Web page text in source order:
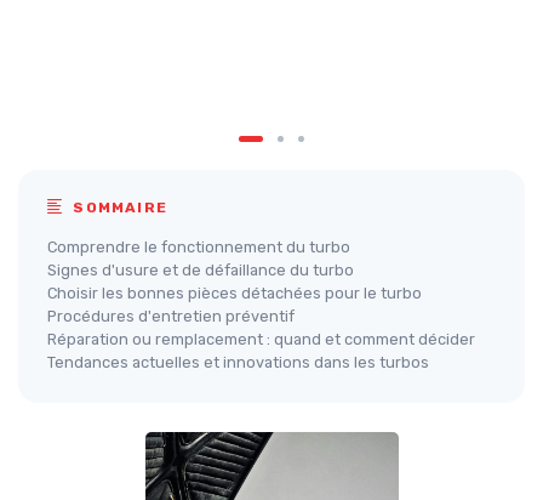
SOMMAIRE
Comprendre le fonctionnement du turbo
Signes d'usure et de défaillance du turbo
Choisir les bonnes pièces détachées pour le turbo
Procédures d'entretien préventif
Réparation ou remplacement : quand et comment décider
Tendances actuelles et innovations dans les turbos